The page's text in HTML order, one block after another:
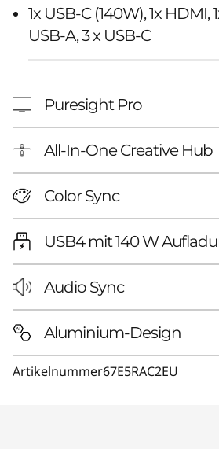
1x USB-C (140W), 1x HDMI,
USB-A, 3 x USB-C
Puresight Pro
All-In-One Creative Hub
Color Sync
USB4 mit 140 W
Audio Sync
Aluminium-Design
Artikelnummer67E5RAC2EU